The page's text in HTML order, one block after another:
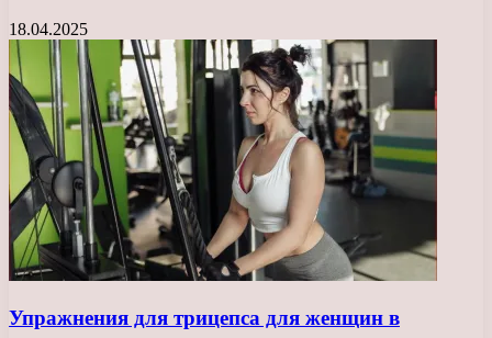
18.04.2025
Упражнения для трицепса для женщин в